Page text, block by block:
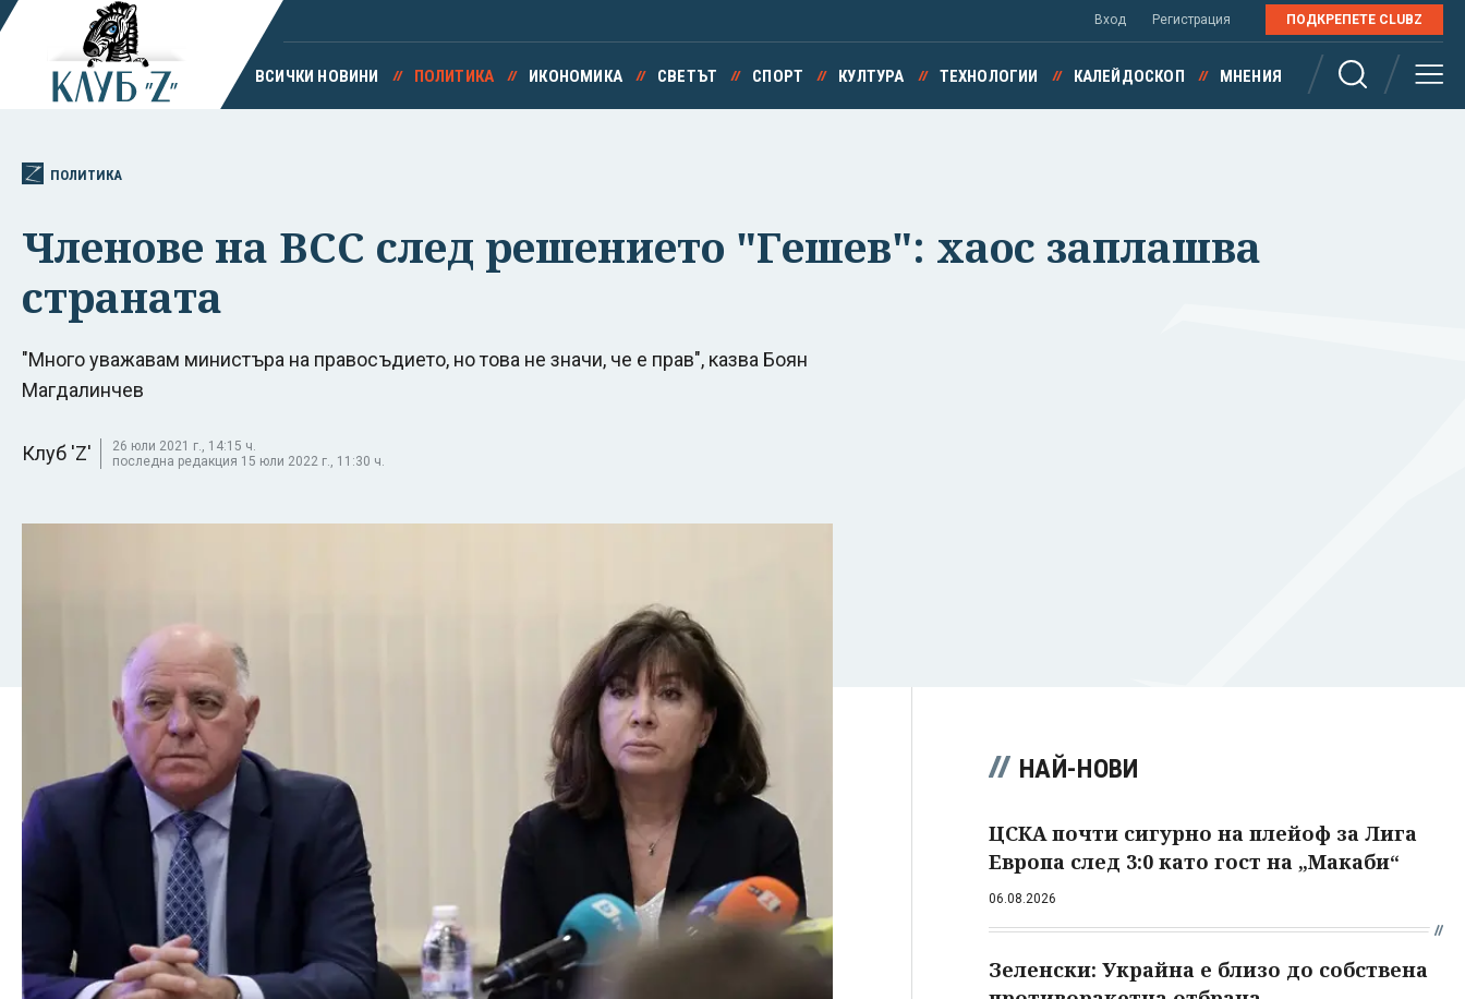
Вход Регистрация ПОДКРЕПЕТЕ CLUBZ
ВСИЧКИ НОВИНИ ПОЛИТИКА ИКОНОМИКА СВЕТЪТ СПОРТ КУЛТУРА ТЕХНОЛОГИИ КАЛЕЙДОСКОП МНЕНИЯ
ПОЛИТИКА
Членове на ВСС след решението "Гешев": хаос заплашва
страната
"Много уважавам министъра на правосъдието, но това не значи, че е прав", казва Боян
Магдалинчев
Клуб 'Z'
26 юли 2021 г., 14:15 ч.
последна редакция 15 юли 2022 г., 11:30 ч.
НАЙ-НОВИ
ЦСКА почти сигурно на плейоф за Лига
Европа след 3:0 като гост на „Макаби“
06.08.2026
Зеленски: Украйна е близо до собствена